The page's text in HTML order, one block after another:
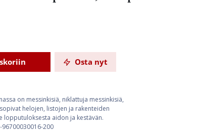
Osta nyt
on messinkisiä, niklattuja messinkisiä,
helojen, listojen ja rakenteiden
lopputuloksesta aidon ja kestävän.
96700030016-200